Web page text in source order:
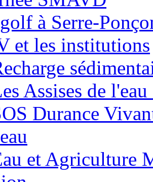
à Serre-
et les institutions
Assises de
Durance
et Agriculture